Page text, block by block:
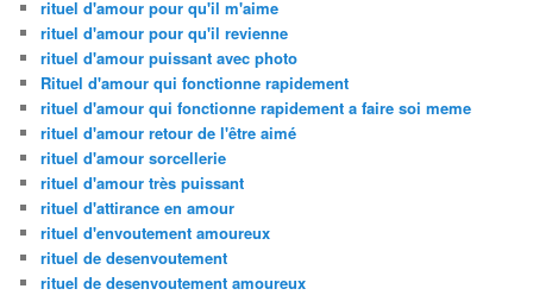
rituel d'amour pour qu'il m'aime
rituel d'amour pour qu'il revienne
rituel d'amour puissant avec photo
Rituel d'amour qui fonctionne rapidement
rituel d'amour qui fonctionne rapidement a faire soi meme
rituel d'amour retour de l'être aimé
rituel d'amour sorcellerie
rituel d'amour très puissant
rituel d'attirance en amour
rituel d'envoutement amoureux
rituel de desenvoutement
rituel de desenvoutement amoureux